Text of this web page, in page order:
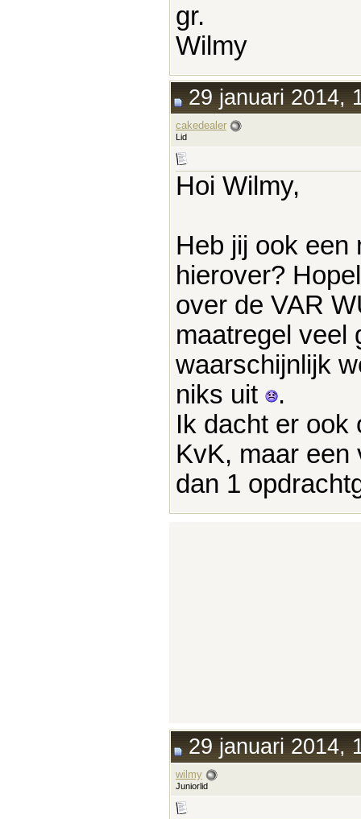
gr.
Wilmy
29 januari 2014,
cakedealer
Lid
Hoi Wilmy,
Heb jij ook een
hierover?
over de VAR
maatregel veel
waarschijnlijk
niks uit
.
Ik dacht er ook
KvK, maar een
dan 1
29 januari 2014,
wilmy
Juniorlid